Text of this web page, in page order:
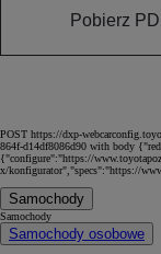
Pobierz
POST https://dxp-
864f-d14df8086d90 with body
{"configure":"https://
x/konfigurator","specs":"https://
Samochody
Samochody
Samochody osobowe